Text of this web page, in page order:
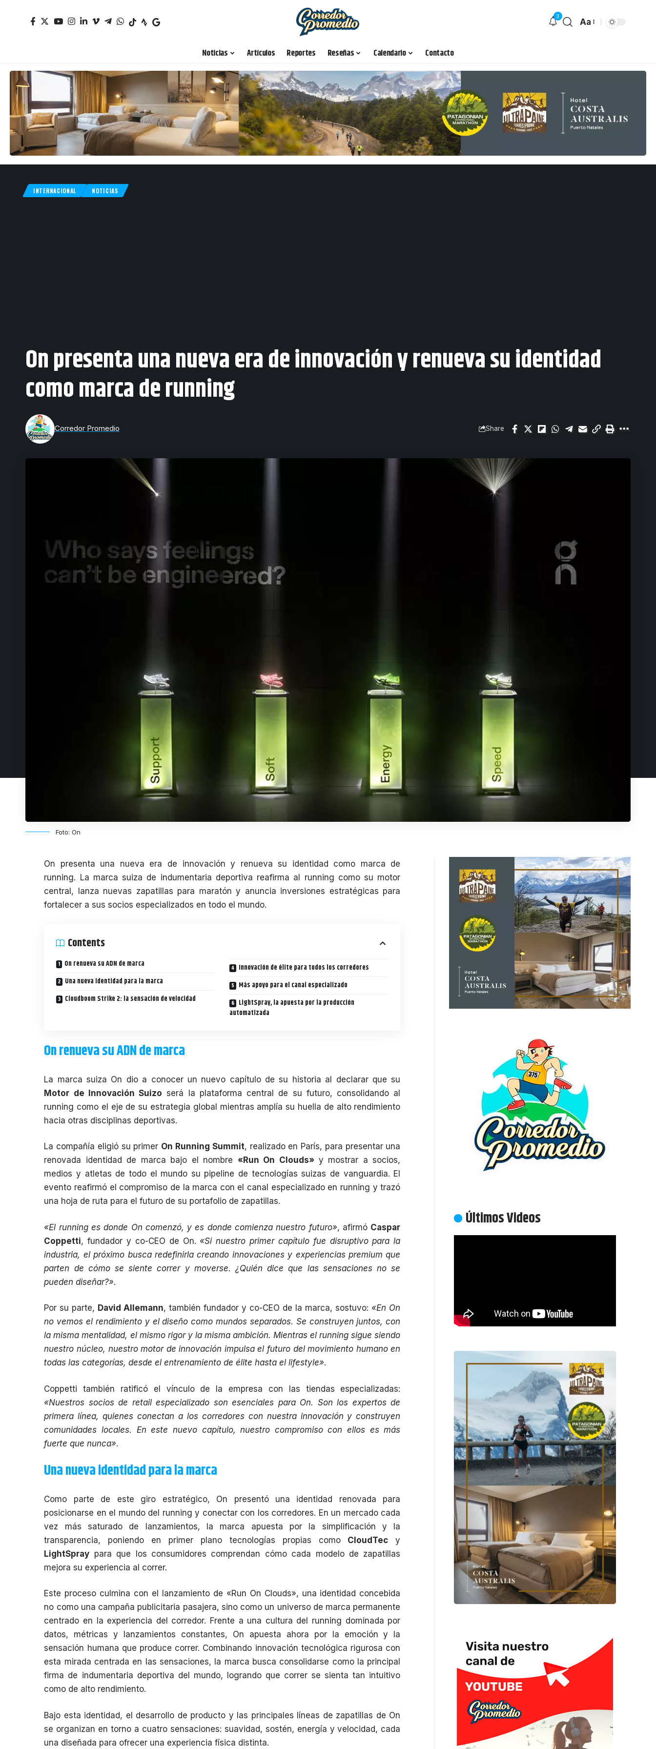
3
Aa
Noticias Artículos Reportes Reseñas Calendario Contacto
INTERNACIONAL NOTICIAS
On presenta una nueva era de innovación y renueva su identidad
como marca de running
Corredor Promedio Share
Foto: On
On presenta una nueva era de innovación y renueva su identidad como marca de
running. La marca suiza de indumentaria deportiva reafirma al running como su motor
central, lanza nuevas zapatillas para maratón y anuncia inversiones estratégicas para
fortalecer a sus socios especializados en todo el mundo.
Contents
On renueva su ADN de marca
Una nueva identidad para la marca
Cloudboom Strike 2: la sensación de velocidad
Innovación de élite para todos los corredores
Más apoyo para el canal especializado
LightSpray, la apuesta por la producción
automatizada
On renueva su ADN de marca
La marca suiza On dio a conocer un nuevo capítulo de su historia al declarar que su
Motor de Innovación Suizo será la plataforma central de su futuro, consolidando al
running como el eje de su estrategia global mientras amplía su huella de alto rendimiento
hacia otras disciplinas deportivas.
La compañía eligió su primer On Running Summit, realizado en París, para presentar una
renovada identidad de marca bajo el nombre «Run On Clouds»y mostrar a socios,
medios y atletas de todo el mundo su pipeline de tecnologías suizas de vanguardia. El
evento reafirmó el compromiso de la marca con el canal especializado en running y trazó
una hoja de ruta para el futuro de su portafolio de zapatillas.
«El running es donde On comenzó, y es donde comienza nuestro futuro», afirmó Caspar
Coppetti, fundador y co-CEO de On. «Si nuestro primer capítulo fue disruptivo para la
industria, el próximo busca redefinirla creando innovaciones y experiencias premium que
parten de cómo se siente correr y moverse. ¿Quién dice que las sensaciones no se
pueden diseñar?».
Por su parte, David Allemann, también fundador y co-CEO de la marca, sostuvo: «En On
no vemos el rendimiento y el diseño como mundos separados. Se construyen juntos, con
la misma mentalidad, el mismo rigor y la misma ambición. Mientras el running sigue siendo
nuestro núcleo, nuestro motor de innovación impulsa el futuro del movimiento humano en
todas las categorías, desde el entrenamiento de élite hasta el lifestyle».
Coppetti también ratificó el vínculo de la empresa con las tiendas especializadas:
«Nuestros socios de retail especializado son esenciales para On. Son los expertos de
primera línea, quienes conectan a los corredores con nuestra innovación y construyen
comunidades locales. En este nuevo capítulo, nuestro compromiso con ellos es más
fuerte que nunca».
Una nueva identidad para la marca
Como parte de este giro estratégico, On presentó una identidad renovada para
posicionarse en el mundo del running y conectar con los corredores. En un mercado cada
vez más saturado de lanzamientos, la marca apuesta por la simplificación y la
transparencia, poniendo en primer plano tecnologías propias como CloudTec y
LightSpray para que los consumidores comprendan cómo cada modelo de zapatillas
mejora su experiencia al correr.
Este proceso culmina con el lanzamiento de «Run On Clouds», una identidad concebida
no como una campaña publicitaria pasajera, sino como un universo de marca permanente
centrado en la experiencia del corredor. Frente a una cultura del running dominada por
datos, métricas y lanzamientos constantes, On apuesta ahora por la emoción y la
sensación humana que produce correr. Combinando innovación tecnológica rigurosa con
esta mirada centrada en las sensaciones, la marca busca consolidarse como la principal
firma de indumentaria deportiva del mundo, logrando que correr se sienta tan intuitivo
como de alto rendimiento.
Bajo esta identidad, el desarrollo de producto y las principales líneas de zapatillas de On
se organizan en torno a cuatro sensaciones: suavidad, sostén, energía y velocidad, cada
una diseñada para ofrecer una experiencia física distinta.
Últimos Videos